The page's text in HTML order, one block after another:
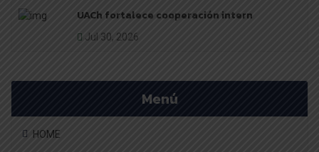
UACh fortalece cooperación intern
Jul 30, 2026
Menú
HOME